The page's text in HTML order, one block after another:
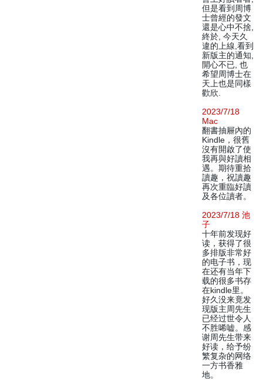
但是看到周博
士曾經的發文
還是心中不捨,
終於, 今天久
違的上線,看到
新版主的通知,
開心不已, 也
希望周博士在
天上也是同樣
歡欣.
2023/7/18
Mac
翻書抽屜內的
Kindle，很舊
沒有開啟了使
我再與好讀相
遇。期待重拾
讀趣，祝讀趣
再次重臨好讀
及各位讀者。
2023/7/18 池
子
十年前发现好
读，获得了很
多排版非常好
的电子书，现
在还有当年下
载的很多书存
在kindle里。
好久没来竟发
现版主周先生
已经过世令人
不胜唏嘘。感
谢周先生带来
好读，给予纷
繁复杂的网络
一方书香雅
地。